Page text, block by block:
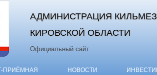
АДМИНИСТРАЦИЯ
КИРОВСКОЙ ОБЛАСТИ
Официальный сайт
ПРИЁМНАЯ НОВОСТИ